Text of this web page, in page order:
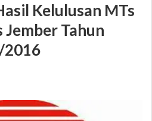
Kelulusan MTs
Tahun
2016